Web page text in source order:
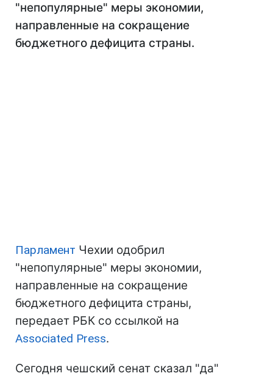
"непопулярные" меры экономии,
направленные на сокращение
бюджетного дефицита страны.
Парламент Чехии одобрил
"непопулярные" меры экономии,
направленные на сокращение
бюджетного дефицита страны,
передает РБК со ссылкой на
Associated Press.
Сегодня чешский сенат сказал "да"